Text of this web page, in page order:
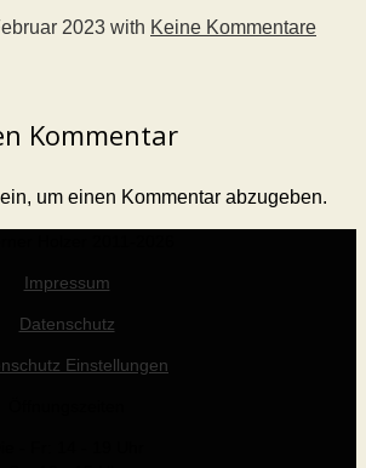
2023 with Keine Kommentare
Kommentar
um einen Kommentar abzugeben.
Impressum
Datenschutz
Einstellungen